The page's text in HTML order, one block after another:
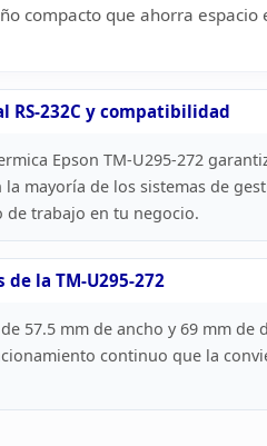
compacto que ahorra
RS-232C y compatibilidad
Epson TM-U295-272
mayoría de los sistemas de
de trabajo en tu negocio.
de la TM-U295-272
57.5 mm de ancho y 69 mm
continuo que la